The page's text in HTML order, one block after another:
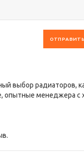
выбор
менеджера с